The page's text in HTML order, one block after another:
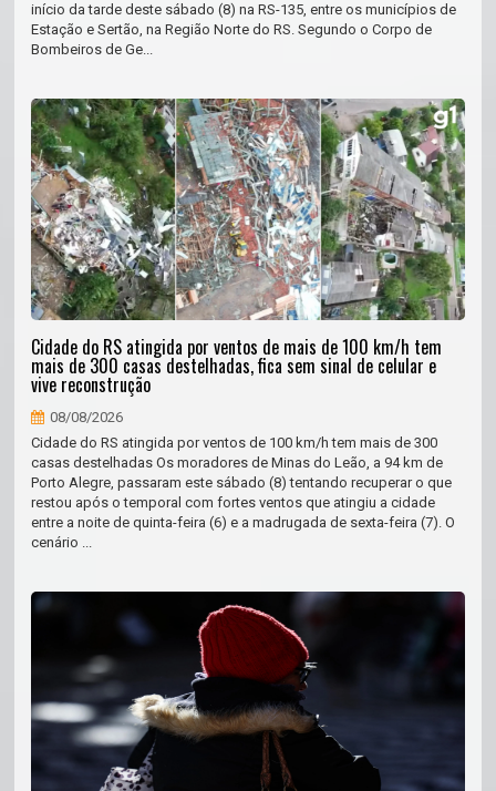
início da tarde deste sábado (8) na RS-135, entre os municípios de
Estação e Sertão, na Região Norte do RS. Segundo o Corpo de
Bombeiros de Ge...
Cidade do RS atingida por ventos de mais de 100 km/h tem
mais de 300 casas destelhadas, fica sem sinal de celular e
vive reconstrução
08/08/2026
Cidade do RS atingida por ventos de 100 km/h tem mais de 300
casas destelhadas Os moradores de Minas do Leão, a 94 km de
Porto Alegre, passaram este sábado (8) tentando recuperar o que
restou após o temporal com fortes ventos que atingiu a cidade
entre a noite de quinta-feira (6) e a madrugada de sexta-feira (7). O
cenário ...